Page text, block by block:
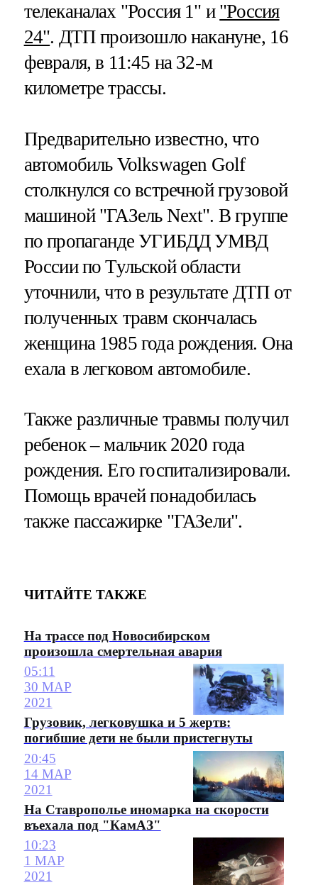
телеканалах "Россия 1" и "Россия
24". ДТП произошло накануне, 16
февраля, в 11:45 на 32-м
километре трассы.
Предварительно известно, что
автомобиль Volkswagen Golf
столкнулся со встречной грузовой
машиной "ГАЗель Next". В группе
по пропаганде УГИБДД УМВД
России по Тульской области
уточнили, что в результате ДТП от
полученных травм скончалась
женщина 1985 года рождения. Она
ехала в легковом автомобиле.
Также различные травмы получил
ребенок – мальчик 2020 года
рождения. Его госпитализировали.
Помощь врачей понадобилась
также пассажирке "ГАЗели".
ЧИТАЙТЕ ТАКЖЕ
На трассе под Новосибирском
произошла смертельная авария
05:11
30 МАР
2021
Грузовик, легковушка и 5 жертв:
погибшие дети не были пристегнуты
20:45
14 МАР
2021
На Ставрополье иномарка на скорости
въехала под "КамАЗ"
10:23
1 МАР
2021